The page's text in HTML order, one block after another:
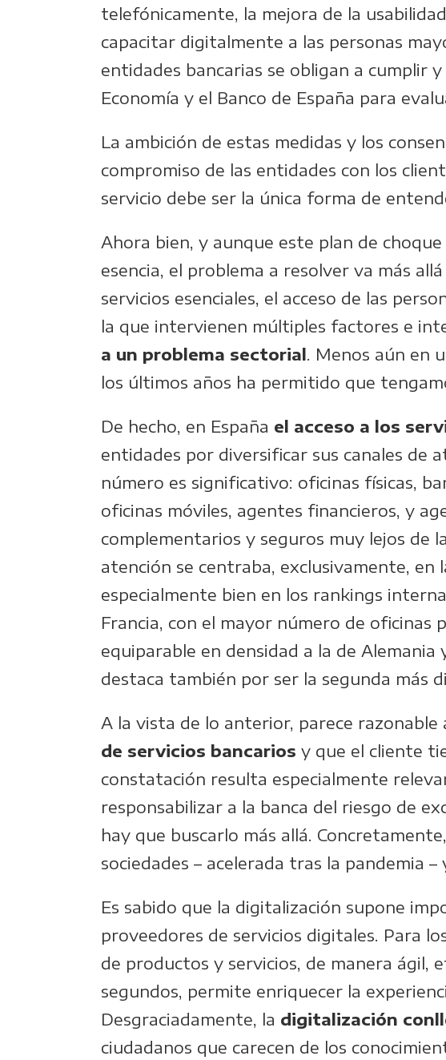
telefónicamente, la mejora de la
capacitar digitalmente a las personas
entidades bancarias se obligan a cumplir
Economía y el Banco de España para
La ambición de estas medidas y los
compromiso de las entidades con los
servicio debe ser la única forma de
Ahora bien, y aunque este plan de
esencia, el problema a resolver va más
servicios esenciales, el acceso de las
la que intervienen múltiples factores e
a un problema sectorial. Menos aún en
los últimos años ha permitido que
De hecho, en España el acceso a los
entidades por diversificar sus canales de
número es significativo: oficinas físicas,
oficinas móviles, agentes financieros, y
complementarios y seguros muy lejos de
atención se centraba, exclusivamente, en
especialmente bien en los rankings
Francia, con el mayor número de oficinas
equiparable en densidad a la de
destaca también por ser la segunda más
A la vista de lo anterior, parece razonable
de servicios bancarios y que el cliente
constatación resulta especialmente
responsabilizar a la banca del riesgo de
hay que buscarlo más allá.
sociedades – acelerada tras la pandemia
Es sabido que la digitalización supone
proveedores de servicios digitales. Para
de productos y servicios, de manera ágil,
segundos, permite enriquecer la
Desgraciadamente, la digitalización
ciudadanos que carecen de los